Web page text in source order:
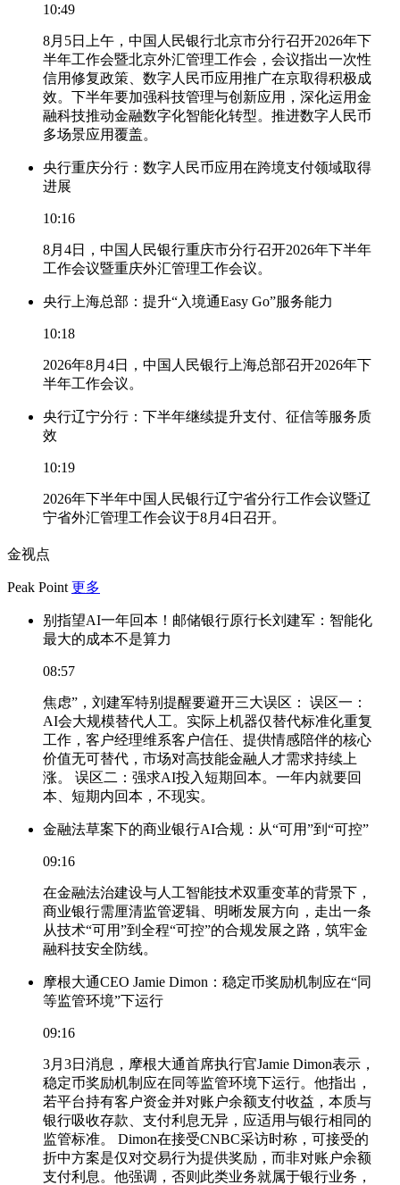
10:49
8月5日上午，中国人民银行北京市分行召开2026年下
半年工作会暨北京外汇管理工作会，会议指出一次性
信用修复政策、数字人民币应用推广在京取得积极成
效。下半年要加强科技管理与创新应用，深化运用金
融科技推动金融数字化智能化转型。推进数字人民币
多场景应用覆盖。
央行重庆分行：数字人民币应用在跨境支付领域取得
进展
10:16
8月4日，中国人民银行重庆市分行召开2026年下半年
工作会议暨重庆外汇管理工作会议。
央行上海总部：提升“入境通Easy Go”服务能力
10:18
2026年8月4日，中国人民银行上海总部召开2026年下
半年工作会议。
央行辽宁分行：下半年继续提升支付、征信等服务质
效
10:19
2026年下半年中国人民银行辽宁省分行工作会议暨辽
宁省外汇管理工作会议于8月4日召开。
金视点
Peak Point 更多
别指望AI一年回本！邮储银行原行长刘建军：智能化
最大的成本不是算力
08:57
焦虑”，刘建军特别提醒要避开三大误区： 误区一：
AI会大规模替代人工。实际上机器仅替代标准化重复
工作，客户经理维系客户信任、提供情感陪伴的核心
价值无可替代，市场对高技能金融人才需求持续上
涨。 误区二：强求AI投入短期回本。一年内就要回
本、短期内回本，不现实。
金融法草案下的商业银行AI合规：从“可用”到“可控”
09:16
在金融法治建设与人工智能技术双重变革的背景下，
商业银行需厘清监管逻辑、明晰发展方向，走出一条
从技术“可用”到全程“可控”的合规发展之路，筑牢金
融科技安全防线。
摩根大通CEO Jamie Dimon：稳定币奖励机制应在“同
等监管环境”下运行
09:16
3月3日消息，摩根大通首席执行官Jamie Dimon表示，
稳定币奖励机制应在同等监管环境下运行。他指出，
若平台持有客户资金并对账户余额支付收益，本质与
银行吸收存款、支付利息无异，应适用与银行相同的
监管标准。 Dimon在接受CNBC采访时称，可接受的
折中方案是仅对交易行为提供奖励，而非对账户余额
支付利息。他强调，否则此类业务就属于银行业务，